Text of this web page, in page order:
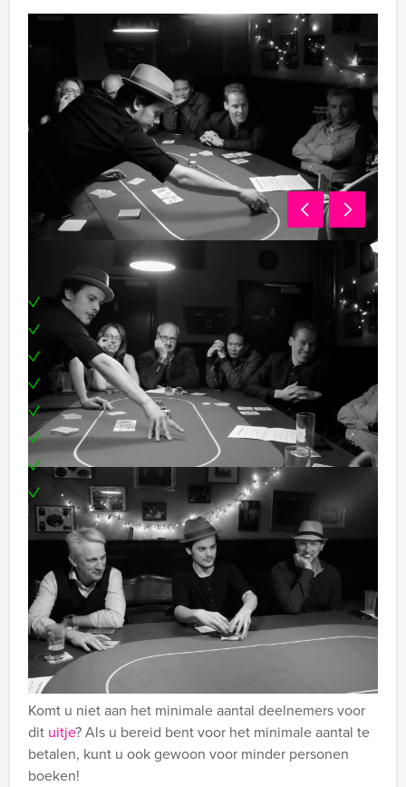
Inclusief:
3 uur pokerplezier
Gebruik van pokertafel
Gebruik van poker chips
Gebruik van playing cards
Speluitleg door pokerleraar
Een leuke attentie voor de winnaar
Uitgebreid 3-gangen diner naar keuze
Te boeken op uw gewenste dag en tijdstip!
Tip:
Niet telkens uw knip hoeven trekken om uw drankje af
te rekenen? Voor € 12,50 per persoon per uur (excl.
BTW) kunt u gebruikmaken van het drankarrangement,
waarbij u onbeperkt kunt genieten van bier, fris,
huiswijn, koffie en thee. En... zo komt u ook achteraf
niet voor verrassingen te staan!
Komt u niet aan het minimale aantal deelnemers voor
dit uitje? Als u bereid bent voor het minimale aantal te
betalen, kunt u ook gewoon voor minder personen
boeken!